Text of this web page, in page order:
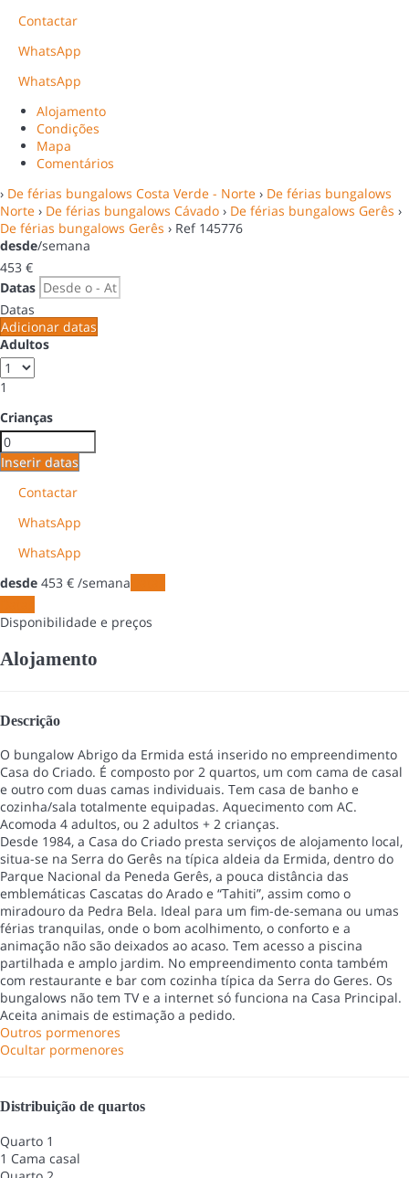
Contactar
WhatsApp
WhatsApp
Alojamento
Condições
Mapa
Comentários
› De férias bungalows Costa Verde - Norte › De férias bungalows
Norte › De férias bungalows Cávado › De férias bungalows Gerês ›
De férias bungalows Gerês › Ref 145776
desde/semana
453 €
Datas
Datas
Adicionar datas
Adultos
1
Crianças
Inserir datas
Contactar
WhatsApp
WhatsApp
desde 453 € /semana
Disponibilidade e preços
Alojamento
Descrição
O bungalow Abrigo da Ermida está inserido no empreendimento
Casa do Criado. É composto por 2 quartos, um com cama de casal
e outro com duas camas individuais. Tem casa de banho e
cozinha/sala totalmente equipadas. Aquecimento com AC.
Acomoda 4 adultos, ou 2 adultos + 2 crianças.
Desde 1984, a Casa do Criado presta serviços de alojamento local,
situa-se na Serra do Gerês na típica aldeia da Ermida, dentro do
Parque Nacional da Peneda Gerês, a pouca distância das
emblemáticas Cascatas do Arado e “Tahiti”, assim como o
miradouro da Pedra Bela. Ideal para um fim-de-semana ou umas
férias tranquilas, onde o bom acolhimento, o conforto e a
animação não são deixados ao acaso. Tem acesso a piscina
partilhada e amplo jardim. No empreendimento conta também
com restaurante e bar com cozinha típica da Serra do Geres. Os
bungalows não tem TV e a internet só funciona na Casa Principal.
Aceita animais de estimação a pedido.
Outros pormenores
Ocultar pormenores
Distribuição de quartos
Quarto 1
1 Cama casal